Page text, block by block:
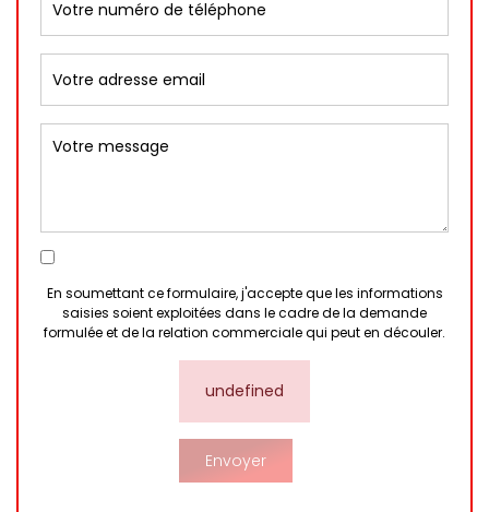
En soumettant ce formulaire, j'accepte que les informations
saisies soient exploitées dans le cadre de la demande
formulée et de la relation commerciale qui peut en découler.
undefined